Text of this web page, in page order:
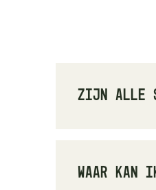
Zijn alle
Waar kan